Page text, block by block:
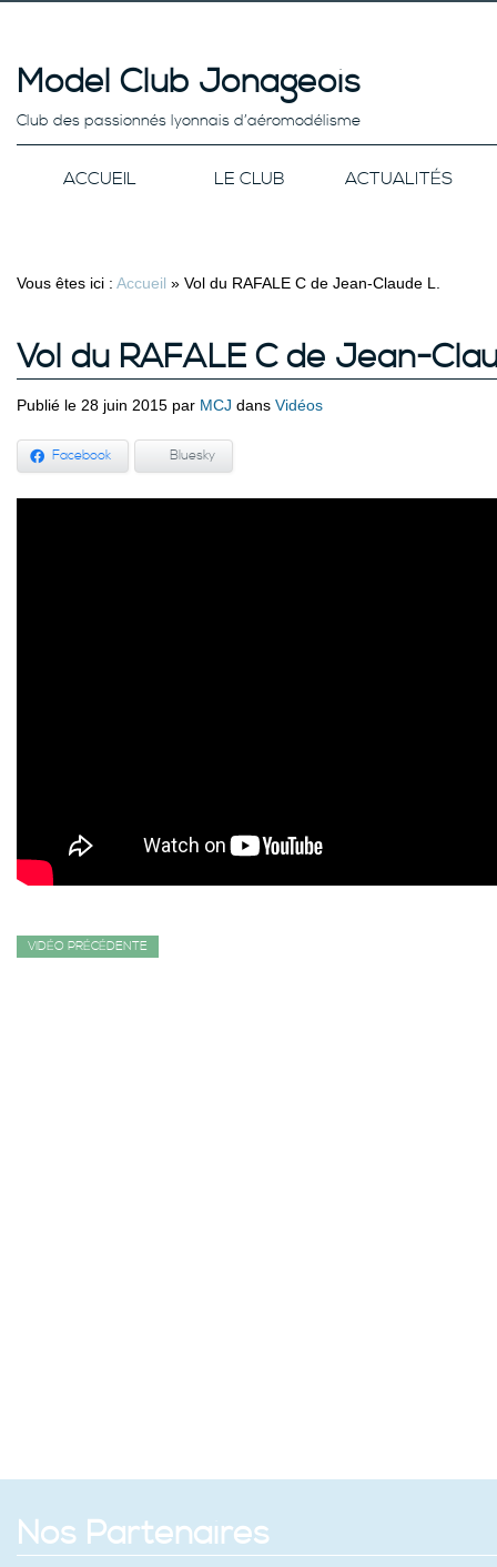
Model Club Jonageois
Club des passionnés lyonnais d’aéromodélisme
ACCUEIL LE CLUB ACTUALITÉS
Vous êtes ici : Accueil » Vol du RAFALE C de Jean-Claude L.
Vol du RAFALE C de Jean-
Publié le 28 juin 2015 par MCJ dans Vidéos
Facebook Bluesky
VIDÉO PRÉCÉDENTE
Nos Partenaires